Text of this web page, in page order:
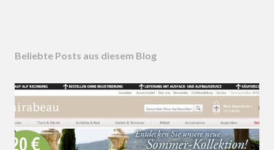
Beliebte Posts aus diesem Blog